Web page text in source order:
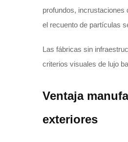
profundos,
el recuento de partículas
Las fábricas sin
criterios visuales de lujo
Ventaja
exteriores